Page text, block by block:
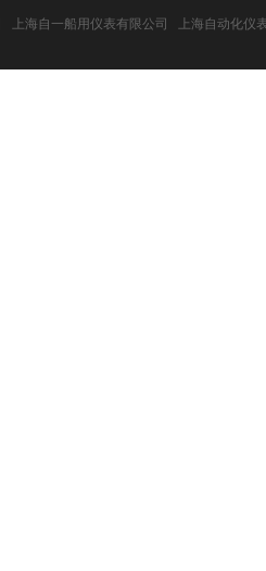
上海自一船用仪表有限公司 上海自动化仪